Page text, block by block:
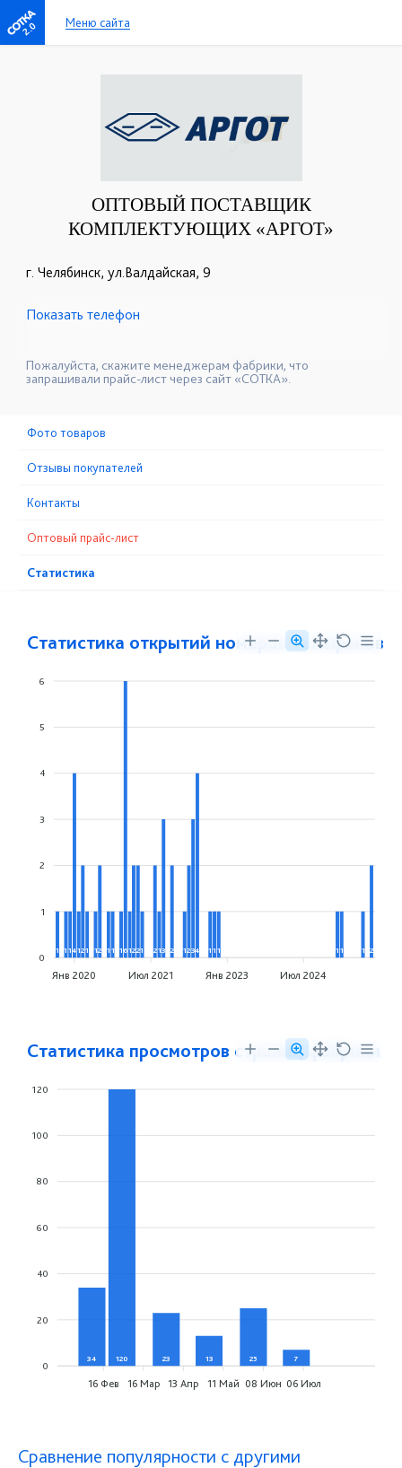
2.0 Меню сайта
ОПТОВЫЙ ПОСТАВЩИК
КОМПЛЕКТУЮЩИХ «АРГОТ»
г. Челябинск, ул.Валдайская, 9
☎+7(351)259-49-23
Показать телефон
Пожалуйста, скажите менеджерам фабрики, что
запрашивали прайс-лист через сайт «СОТКА».
Фото товаров
Отзывы покупателей
Контакты
Оптовый прайс-лист
Статистика
Статистика открытий номеров телефонов
6
5
4
3
2
1
0
1 114121 12 11 161221 213 2 1234 111 11 1 2
Янв 2020 Июл 2021 Янв 2023 Июл 2024
Статистика просмотров страниц фабрики
120
100
80
60
40
20
0
34 120 23 13 25 7
16 Фев 16 Мар 13 Апр 11 Май 08 Июн 06 Июл
Сравнение популярности с другими